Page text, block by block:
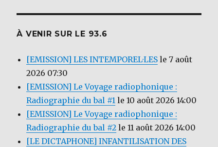
À VENIR SUR LE 93.6
[EMISSION] LES INTEMPOREL·LES le 7 août
2026 07:30
[EMISSION] Le Voyage radiophonique :
Radiographie du bal #1 le 10 août 2026 14:00
[EMISSION] Le Voyage radiophonique :
Radiographie du bal #2 le 11 août 2026 14:00
[LE DICTAPHONE] INFANTILISATION DES